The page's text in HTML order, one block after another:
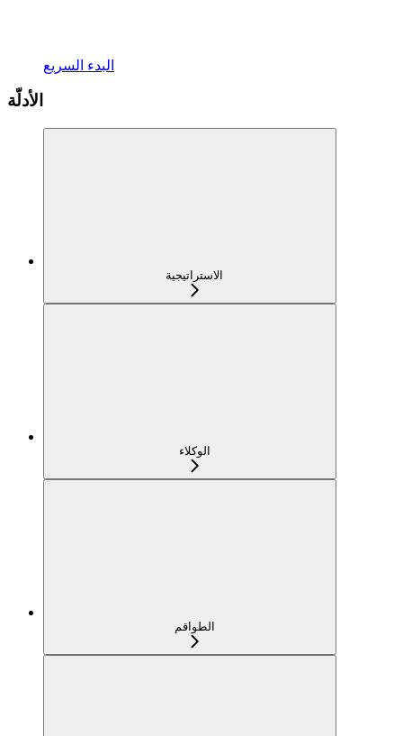
البدء السريع
الأدلّة
الاستراتيجية
الوكلاء
الطواقم